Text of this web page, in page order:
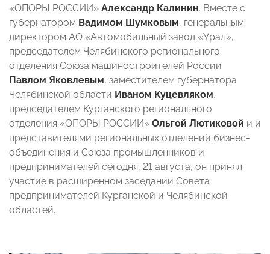
«ОПОРЫ РОССИИ» Александр Калинин. Вместе с
губернатором Вадимом Шумковым, генеральным
директором АО «Автомобильный завод «Урал»,
председателем Челябинского регионального
отделения Союза машиностроителей России
Павлом Яковлевым, заместителем губернатора
Челябинской области Иваном Куцевляком,
председателем Курганского регионального
отделения «ОПОРЫ РОССИИ» Ольгой Лютиковой и и
представителями региональных отделений бизнес-
объединения и Союза промышленников и
предпринимателей сегодня, 21 августа, он принял
участие в расширенном заседании Совета
предпринимателей Курганской и Челябинской
областей.